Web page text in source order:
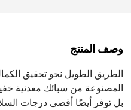
وصف المنتج
المصنوعة من سبائك معدنية
بل توفر أيضًا أقصى درجات